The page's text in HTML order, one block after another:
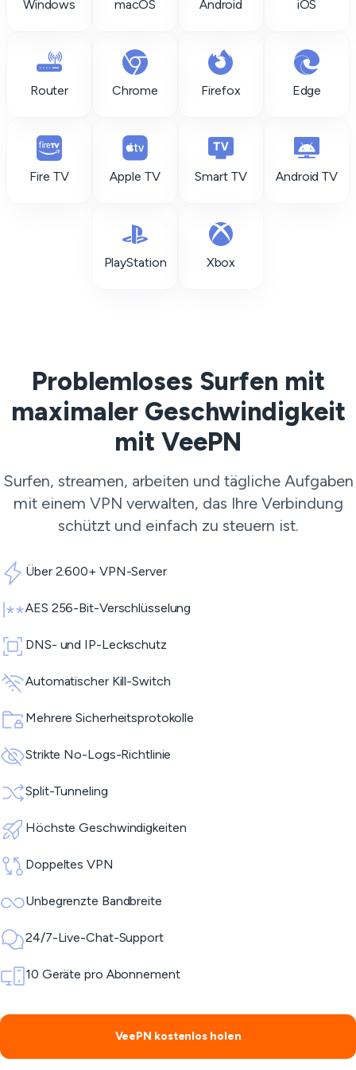
Windows macOS Android iOS
Router Chrome Firefox Edge
Fire TV Apple TV Smart TV Android TV
PlayStation Xbox
Problemloses Surfen mit
maximaler Geschwindigkeit
mit VeePN
Surfen, streamen, arbeiten und tägliche Aufgaben
mit einem VPN verwalten, das Ihre Verbindung
schützt und einfach zu steuern ist.
Über 2.600+ VPN-Server
AES 256-Bit-Verschlüsselung
DNS- und IP-Leckschutz
Automatischer Kill-Switch
Mehrere Sicherheitsprotokolle
Strikte No-Logs-Richtlinie
Split-Tunneling
Höchste Geschwindigkeiten
Doppeltes VPN
Unbegrenzte Bandbreite
24/7-Live-Chat-Support
10 Geräte pro Abonnement
VeePN kostenlos holen